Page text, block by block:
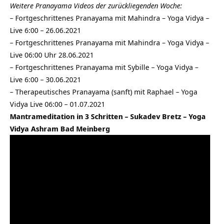
Weitere Pranayama Videos der zurückliegenden Woche:
– Fortgeschrittenes Pranayama mit Mahindra – Yoga Vidya –
Live 6:00 – 26.06.2021
– Fortgeschrittenes Pranayama mit Mahindra – Yoga Vidya –
Live 06:00 Uhr 28.06.2021
– Fortgeschrittenes Pranayama mit Sybille – Yoga Vidya –
Live 6:00 – 30.06.2021
– Therapeutisches Pranayama (sanft) mit Raphael – Yoga
Vidya Live 06:00 – 01.07.2021
Mantrameditation in 3 Schritten – Sukadev Bretz – Yoga
Vidya Ashram Bad Meinberg